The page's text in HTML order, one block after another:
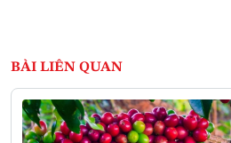
BÀI LIÊN QUAN